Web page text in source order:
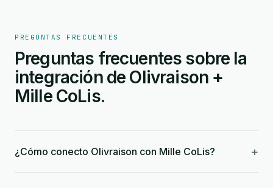
PREGUNTAS FRECUENTES
Preguntas frecuentes sobre la
integración de Olivraison +
Mille CoLis.
¿Cómo conecto Olivraison con Mille CoLis? +